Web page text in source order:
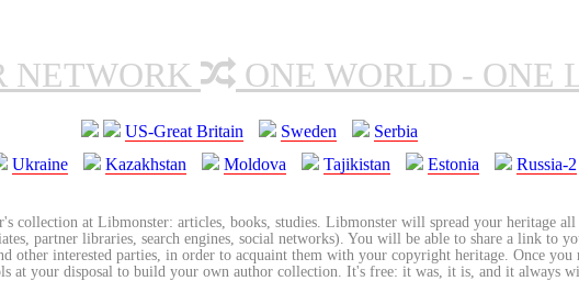
NETWORK ONE WORLD - ONE
US-Great Britain Sweden
Serbia
Ukraine Kazakhstan Moldova Tajikistan Estonia Russia-2
collection at Libmonster: articles, books, studies. Libmonster will spread your heritage
partner libraries, search engines, social networks). You will be able to share a link to
other interested parties, in order to acquaint them with your copyright heritage. Once you
at your disposal to build your own author collection. It's free: it was, it is, and it always